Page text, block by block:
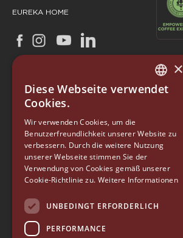
EUREKA HOME
EUREKA
Via Luigi Longo 39/41
50019, Sesto Fiorentino (FI) - ITALY
Tel. +39 055 4200011
Fax +39 055 4200010
ITALIAN
GERMAN
RUSSIAN
×
Diese Webseite verwendet
Cookies.
Wir verwenden Cookies, um die
Benutzerfreundlichkeit unserer Website zu
verbessern. Durch die weitere Nutzung
unserer Webseite stimmen Sie der
Verwendung von Cookies gemäß unserer
Cookie-Richtlinie zu. Weitere Informationen
UNBEDINGT ERFORDERLICH
PERFORMANCE